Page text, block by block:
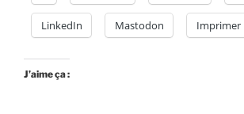
LinkedIn Mastodon Imprimer
J’aime ça :